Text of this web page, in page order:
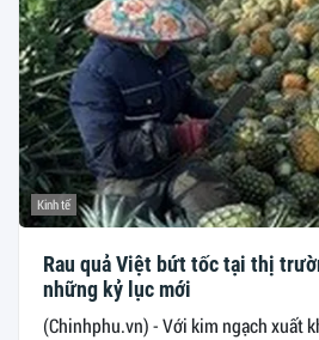
Kinh tế
Rau quả Việt bứt tốc tại thị
những kỷ lục mới
(Chinhphu.vn) - Với kim ngạch xuất